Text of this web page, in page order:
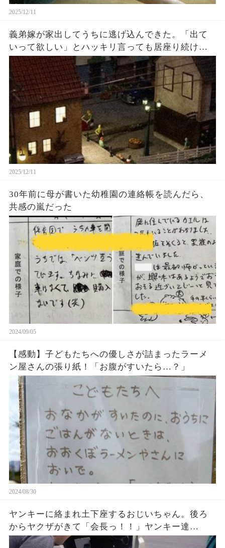
2025/12/11
義弟嫁が家出してうちに逃げ込んできた。「出て
いって欲しい」とハッキリ言っても居座り続ける
義弟嫁に困り果てた結果・・・
2025/12/11
30年前に母が書いた幼稚園の連絡帳を読んだら、
共感の嵐だった
2024/09/05
【感動】子どもたちへの優しさが詰まったラーメ
ン屋さんの張り紙！「お腹がすいたら…？」
2024/08/30
ヤンキーに絡まれ土下座するおじいちゃん。後ろ
からヤクザがきて「会長っ！！」ヤンキー達
は・・・